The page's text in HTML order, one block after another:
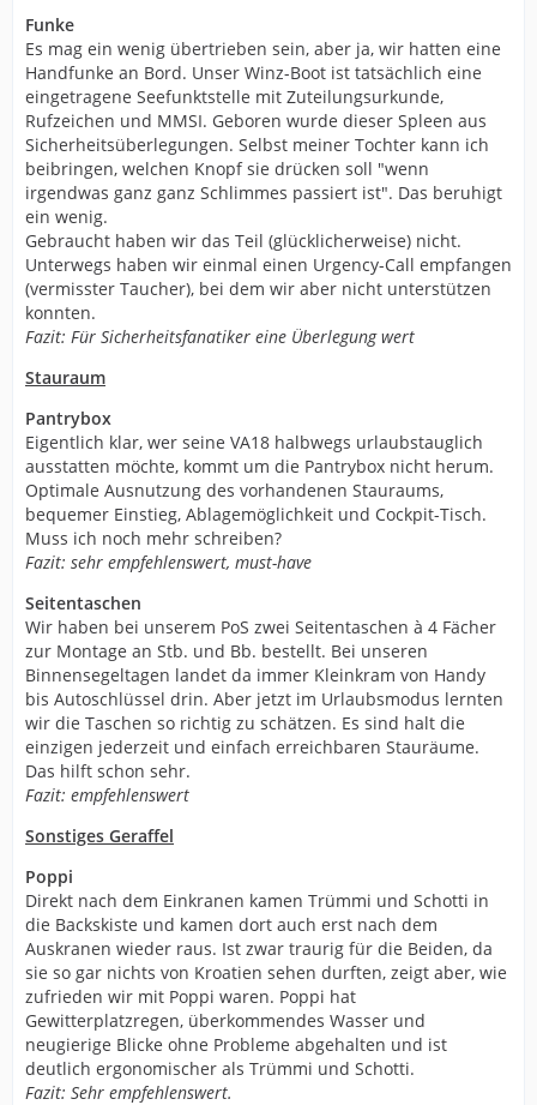
Funke
Es mag ein wenig übertrieben sein, aber ja, wir hatten eine
Handfunke an Bord. Unser Winz-Boot ist tatsächlich eine
eingetragene Seefunktstelle mit Zuteilungsurkunde,
Rufzeichen und MMSI. Geboren wurde dieser Spleen aus
Sicherheitsüberlegungen. Selbst meiner Tochter kann ich
beibringen, welchen Knopf sie drücken soll "wenn
irgendwas ganz ganz Schlimmes passiert ist". Das beruhigt
ein wenig.
Gebraucht haben wir das Teil (glücklicherweise) nicht.
Unterwegs haben wir einmal einen Urgency-Call empfangen
(vermisster Taucher), bei dem wir aber nicht unterstützen
konnten.
Fazit: Für Sicherheitsfanatiker eine Überlegung wert
Stauraum
Pantrybox
Eigentlich klar, wer seine VA18 halbwegs urlaubstauglich
ausstatten möchte, kommt um die Pantrybox nicht herum.
Optimale Ausnutzung des vorhandenen Stauraums,
bequemer Einstieg, Ablagemöglichkeit und Cockpit-Tisch.
Muss ich noch mehr schreiben?
Fazit: sehr empfehlenswert, must-have
Seitentaschen
Wir haben bei unserem PoS zwei Seitentaschen à 4 Fächer
zur Montage an Stb. und Bb. bestellt. Bei unseren
Binnensegeltagen landet da immer Kleinkram von Handy
bis Autoschlüssel drin. Aber jetzt im Urlaubsmodus lernten
wir die Taschen so richtig zu schätzen. Es sind halt die
einzigen jederzeit und einfach erreichbaren Stauräume.
Das hilft schon sehr.
Fazit: empfehlenswert
Sonstiges Geraffel
Poppi
Direkt nach dem Einkranen kamen Trümmi und Schotti in
die Backskiste und kamen dort auch erst nach dem
Auskranen wieder raus. Ist zwar traurig für die Beiden, da
sie so gar nichts von Kroatien sehen durften, zeigt aber, wie
zufrieden wir mit Poppi waren. Poppi hat
Gewitterplatzregen, überkommendes Wasser und
neugierige Blicke ohne Probleme abgehalten und ist
deutlich ergonomischer als Trümmi und Schotti.
Fazit: Sehr empfehlenswert.